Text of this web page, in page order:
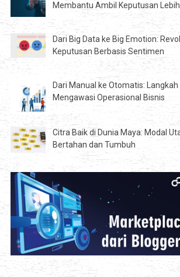
Membantu Ambil Keputusan
Dari Big Data ke Big Emotion:
Keputusan Berbasis Sentimen
Dari Manual ke Otomatis:
Mengawasi Operasional Bisnis
Citra Baik di Dunia Maya: Modal
Bertahan dan Tumbuh